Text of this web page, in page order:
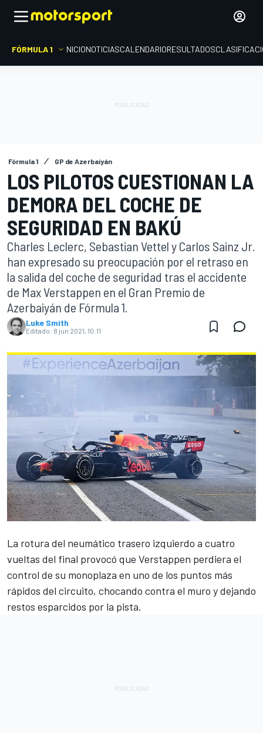
FÓRMULA 1 INICIONOTICIASCALENDARIORESULTADOS
Fórmula 1 GP de Azerbaiyán
LOS PILOTOS CUESTIONAN LA
DEMORA DEL COCHE DE
SEGURIDAD EN BAKÚ
Charles Leclerc, Sebastian Vettel y Carlos Sainz Jr.
han expresado su preocupación por el retraso en
la salida del coche de seguridad tras el accidente
de Max Verstappen en el Gran Premio de
Azerbaiyán de Fórmula 1.
Luke Smith
Editado: 8 jun 2021, 10:11
La rotura del neumático trasero izquierdo a cuatro
vueltas del final provocó que Verstappen perdiera el
control de su monoplaza en uno de los puntos más
rápidos del circuito, chocando contra el muro y dejando
restos esparcidos por la pista.